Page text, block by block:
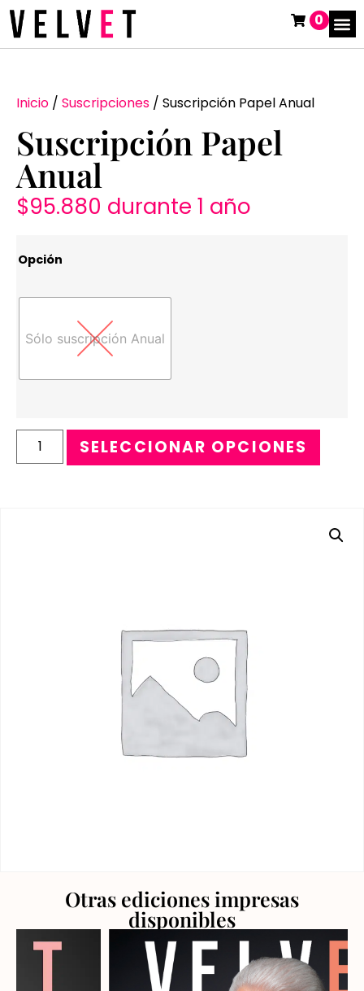
0
Inicio / Suscripciones / Suscripción Papel Anual
Suscripción Papel
Anual
$95.880 durante 1 año
Opción
Sólo suscripción Anual
SELECCIONAR OPCIONES
Otras ediciones impresas
disponibles